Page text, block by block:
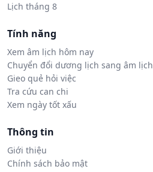
Lịch tháng 8
Tính năng
Xem âm lịch hôm nay
Chuyển đổi dương lịch sang âm lịch
Gieo quẻ hỏi việc
Tra cứu can chi
Xem ngày tốt xấu
Thông tin
Giới thiệu
Chính sách bảo mật